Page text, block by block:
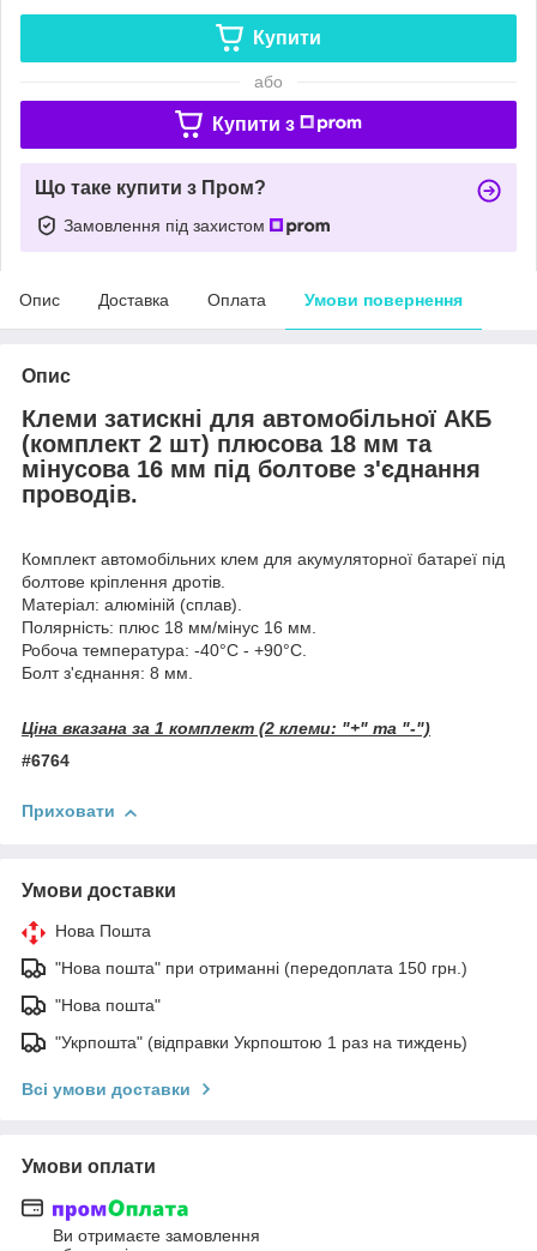
Купити
або
Купити з
Що таке купити з Пром?
Замовлення під захистом
Опис Доставка Оплата Умови повернення
Опис
Клеми затискні для автомобільної АКБ
(комплект 2 шт) плюсова 18 мм та
мінусова 16 мм під болтове з'єднання
проводів.
Комплект автомобільних клем для акумуляторної батареї під
болтове кріплення дротів.
Матеріал: алюміній (сплав).
Полярність: плюс 18 мм/мінус 16 мм.
Робоча температура: -40°C - +90°C.
Болт з'єднання: 8 мм.
Ціна вказана за 1 комплект (2 клеми: "+" та "-")
#6764
Приховати
Умови доставки
Нова Пошта
"Нова пошта" при отриманні (передоплата 150 грн.)
"Нова пошта"
"Укрпошта" (відправки Укрпоштою 1 раз на тиждень)
Всі умови доставки
Умови оплати
Ви отримаєте замовлення